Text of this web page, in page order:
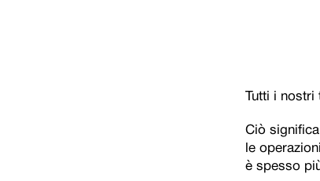
Tutti i
Ciò
le
è spesso